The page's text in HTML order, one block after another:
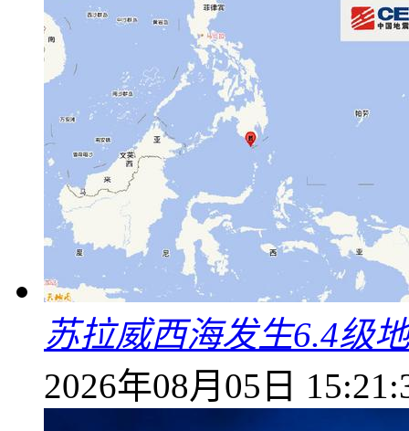
苏拉威西海发生6.4级
2026年08月05日